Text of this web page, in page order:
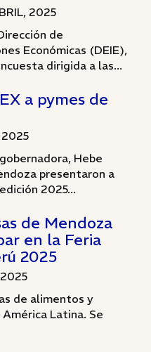
2025
de
Económicas (DEIE),
dirigida a las...
a pymes de
2025
Hebe
presentaron a
2025...
de Mendoza
en la Feria
2025
de alimentos y
Latina. Se